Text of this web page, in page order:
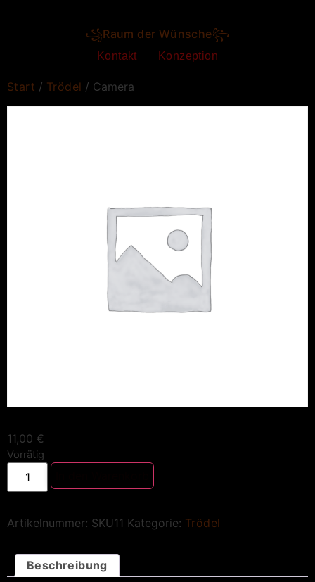
꧁Raum der Wünsche꧂
Kontakt Konzeption
Start / Trödel / Camera
11,00 €
Vorrätig
Artikelnummer: SKU11 Kategorie: Trödel
Beschreibung